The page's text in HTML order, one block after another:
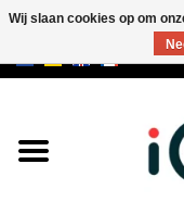
Merken
Wij slaan cookies op om